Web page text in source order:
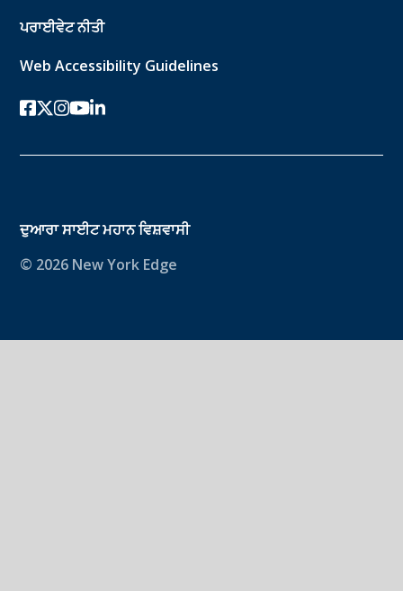
ਪਰਾਈਵੇਟ ਨੀਤੀ
Web Accessibility Guidelines
ਫੇਸਬੁੱਕ
ਟਵਿੱਟਰ-ਐਕਸ
instagram
youtube
ਲਿੰਕਡਇਨ
ਦੁਆਰਾ ਸਾਈਟਮਹਾਨ ਵਿਸ਼ਵਾਸੀ
© 2026 New York Edge